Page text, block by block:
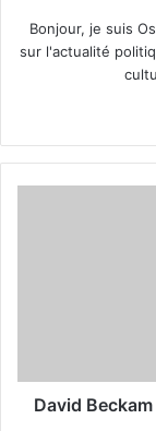
Bonjour, je suis
sur l'actualité
David